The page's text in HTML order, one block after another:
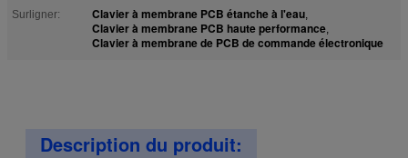
Surligner: Clavier à membrane PCB étanche à l'eau,
Clavier à membrane PCB haute performance,
Clavier à membrane de PCB de commande électronique
Description du produit: